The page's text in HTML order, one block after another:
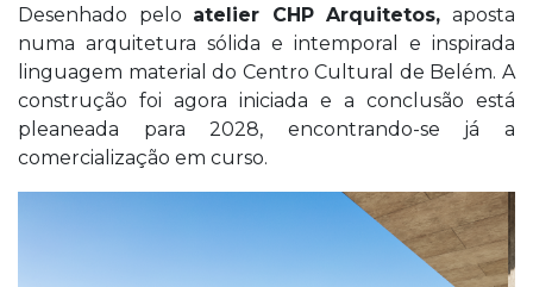
Desenhado pelo atelier CHP Arquitetos, aposta
numa arquitetura sólida e intemporal e inspirada
linguagem material do Centro Cultural de Belém. A
construção foi agora iniciada e a conclusão está
pleaneada para 2028, encontrando-se já a
comercialização em curso.